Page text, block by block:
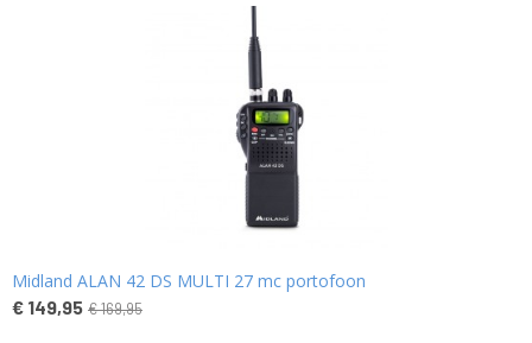
Midland ALAN 42 DS MULTI 27 mc portofoon
€ 149,95 € 169,95